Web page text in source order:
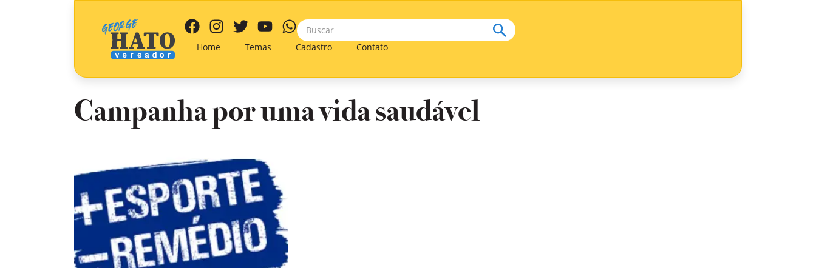
Home Temas Cadastro Contato
Campanha por uma vida saudável